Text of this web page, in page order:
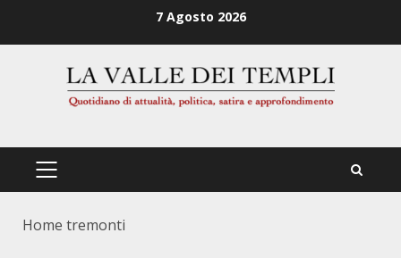
7 Agosto 2026
PRIMÄRES
Home tremonti